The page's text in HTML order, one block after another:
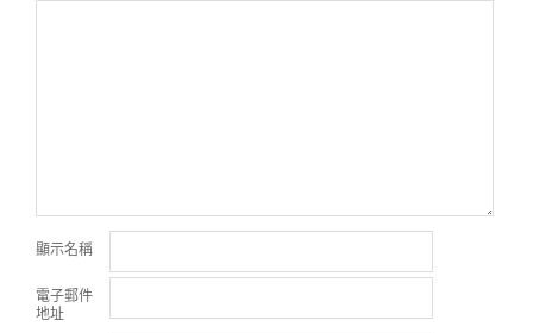
顯示名稱
電子郵件
地址